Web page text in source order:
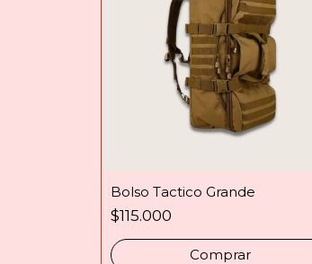
Bolso Tactico Grande
$115.000
Comprar